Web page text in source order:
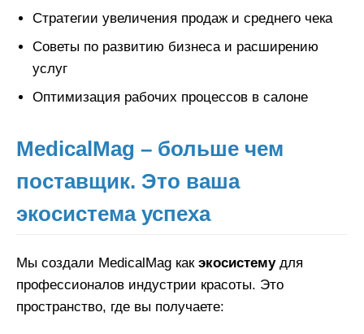
Стратегии увеличения продаж и среднего чека
Советы по развитию бизнеса и расширению
услуг
Оптимизация рабочих процессов в салоне
MedicalMag – больше чем
поставщик. Это ваша
экосистема успеха
Мы создали MedicalMag как экосистемудля
профессионалов индустрии красоты. Это
пространство, где вы получаете: